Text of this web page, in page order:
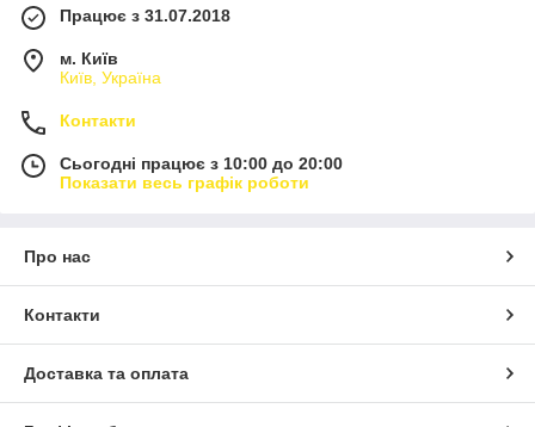
Працює з 31.07.2018
м. Київ
Київ, Україна
Контакти
Сьогодні працює з 10:00 до 20:00
Показати весь графік роботи
Про нас
Контакти
Доставка та оплата